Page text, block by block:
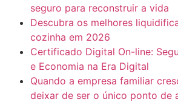
seguro para reconstruir a vida
Descubra os melhores
cozinha em 2026
Certificado Digital On-line:
e Economia na Era Digital
Quando a empresa familiar
deixar de ser o único ponto de